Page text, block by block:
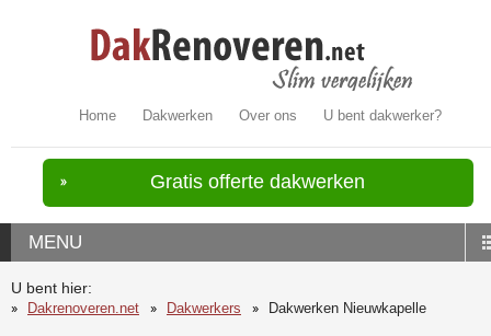
Home Dakwerken Over ons U bent dakwerker?
Gratis offerte dakwerken
MENU
U bent hier:
Dakrenoveren.net
Dakwerkers Dakwerken Nieuwkapelle